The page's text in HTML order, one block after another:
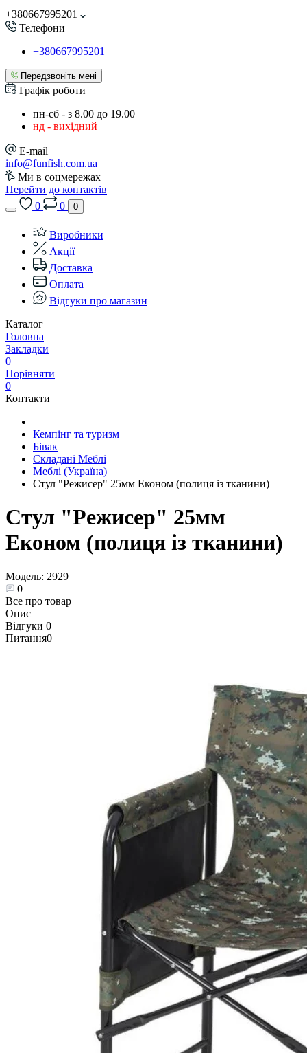
+380667995201
Телефони
+380667995201
Передзвоніть мені
Графік роботи
пн-сб - з 8.00 до 19.00
нд - вихідний
E-mail
info@funfish.com.ua
Ми в соцмережах
Перейти до контактів
0
0 0
Виробники
Акції
Доставка
Оплата
Відгуки про магазин
Каталог
Головна
Закладки
0
Порівняти
0
Контакти
Кемпінг та туризм
Бівак
Складані Меблі
Меблі (Україна)
Стул "Режисер" 25мм Економ (полиця із тканини)
Стул "Режисер" 25мм
Економ (полиця із тканини)
Модель: 2929
0
Все про товар
Опис
Відгуки 0
Питання0